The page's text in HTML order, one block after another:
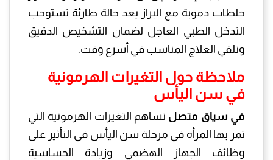
جلطات دموية مع البراز يعد حالة طارئة تستوجب
التدخل الطبي العاجل لضمان التشخيص الدقيق
وتلقي العلاج المناسب في أسرع وقت.
ملاحظة حول التغيرات الهرمونية
في سن اليأس
في سياق متصل تساهم التغيرات الهرمونية التي
تمر بها المرأة في مرحلة سن اليأس في التأثير على
وظائف الجهاز الهضمي وزيادة الحساسية